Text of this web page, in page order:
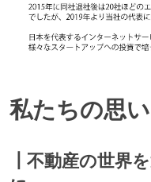
私たちの思い
┃不動産の世界